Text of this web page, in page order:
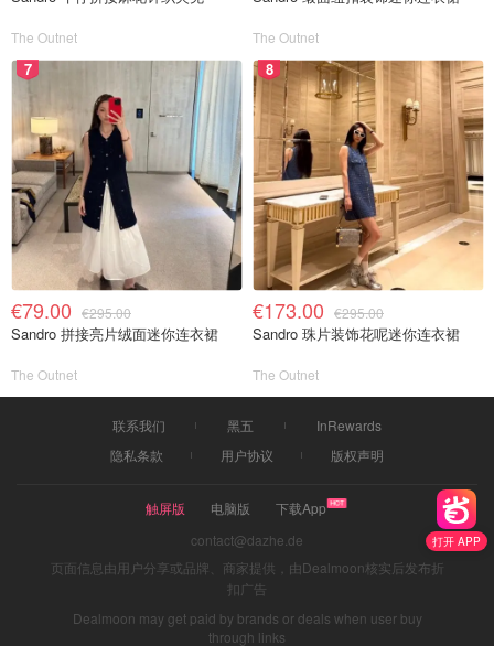
打开 APP
The Outnet The Outnet
7
€79.00 €295.00
Sandro 拼接亮片绒面迷你连衣裙
The Outnet
8
€173.00 €295.00
Sandro 珠片装饰花呢迷你连衣裙
The Outnet
联系我们 黑五
InRewards
隐私条款
用户协议 版权声明
触屏版 电脑版
下载App
contact@dazhe.de
页面信息由用户分享或品牌、商家提供，由Dealmoon核实后发布折
扣广告
Dealmoon may get paid by brands or deals when user buy
through links